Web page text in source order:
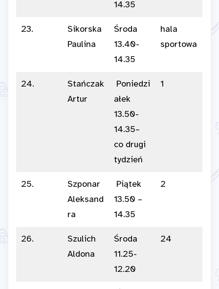
14.35
23.
Sikorska
Paulina
Środa
13.40-
14.35
hala
sportowa
24.
Stańczak
Artur
Poniedzi
ałek
13.50-
14.35–
co drugi
tydzień
1
25.
Szponar
Aleksand
ra
Piątek
13.50 –
14.35
2
26.
Szulich
Aldona
Środa
11.25-
12.20
24